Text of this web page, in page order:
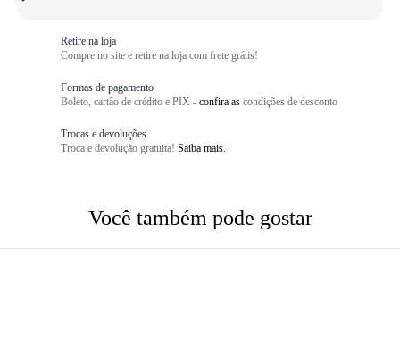
Retire na loja
Compre no site e retire na loja com frete grátis!
Formas de pagamento
Boleto, cartão de crédito e PIX - confira as condições de desconto
Trocas e devoluções
Troca e devolução gratuita! Saiba mais.
Você também pode gostar